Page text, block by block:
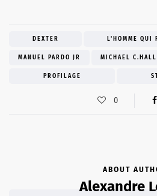
DEXTER L'HOMME QUI
MANUEL PARDO JR MICHAEL C.HALL
PROFILAGE
0
ABOUT
Alexandre